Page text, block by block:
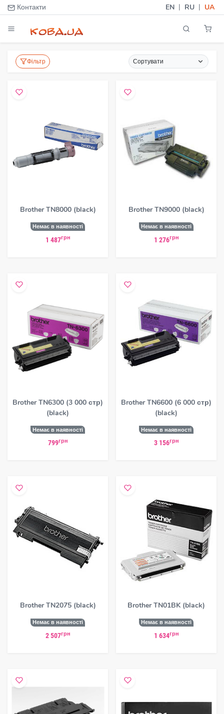
Контакти EN | RU | UA
Фільтр Сортувати
Brother TN8000 (black)
Немає в наявності
1 487грн
Brother TN9000 (black)
Немає в наявності
1 276грн
Brother TN6300 (3 000 стр)
(black)
Немає в наявності
799грн
Brother TN6600 (6 000 стр)
(black)
Немає в наявності
3 156грн
Brother TN2075 (black)
Немає в наявності
2 507грн
Brother TN01BK (black)
Немає в наявності
1 634грн